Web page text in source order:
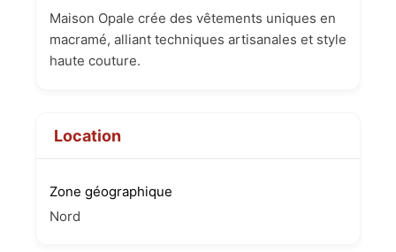
Maison Opale crée des vêtements uniques en
macramé, alliant techniques artisanales et style
haute couture.
Location
Zone géographique
Nord